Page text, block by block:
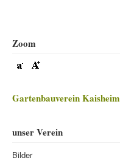
Zoom
Gartenbauverein Kaisheim
unser Verein
Bilder